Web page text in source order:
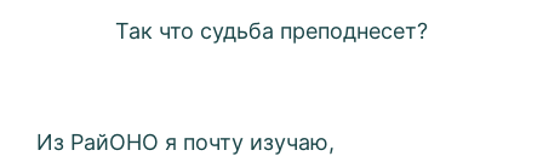
Так что судьба преподнесет?
Из РайОНО я почту изучаю,